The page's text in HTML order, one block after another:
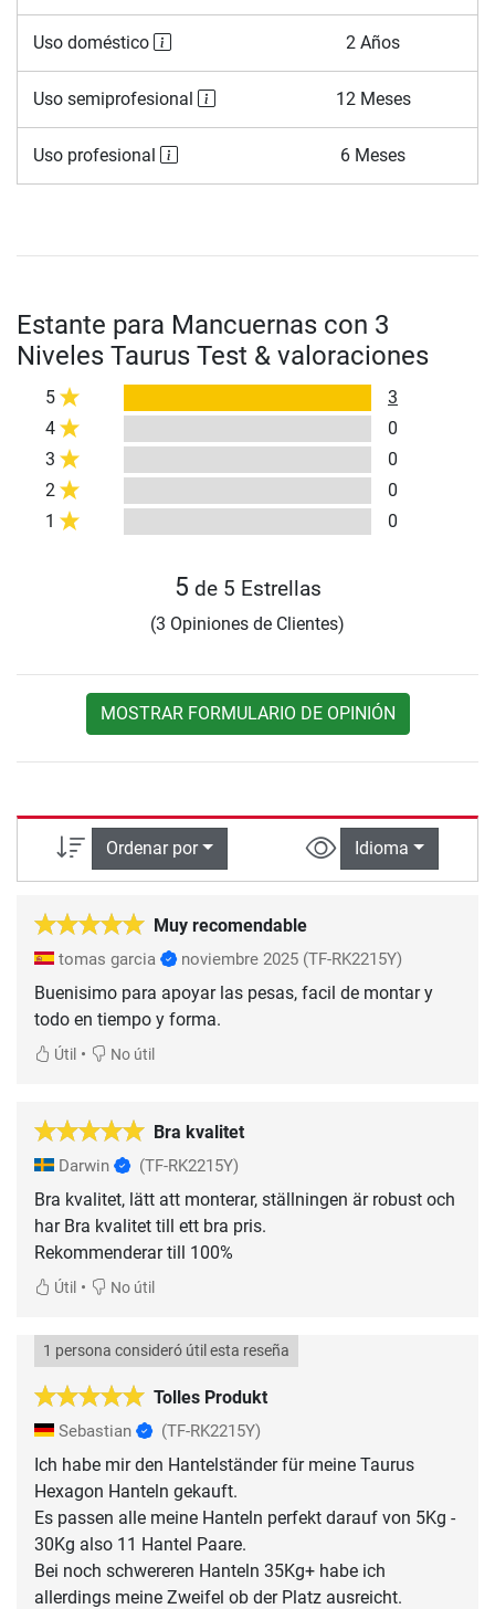
Uso doméstico 2 Años
Uso semiprofesional 12 Meses
Uso profesional 6 Meses
Estante para Mancuernas con 3
Niveles Taurus Test & valoraciones
5
3
4
0
3
0
2
0
1
0
5 de 5 Estrellas
(3 Opiniones de Clientes)
MOSTRAR FORMULARIO DE OPINIÓN
Ordenar por Idioma
Muy recomendable
tomas garcia noviembre 2025 (TF-RK2215Y)
Buenisimo para apoyar las pesas, facil de montar y
todo en tiempo y forma.
Útil • No útil
Bra kvalitet
Darwin (TF-RK2215Y)
Bra kvalitet, lätt att monterar, ställningen är robust och
har Bra kvalitet till ett bra pris.
Rekommenderar till 100%
Útil • No útil
Tolles Produkt
1 persona consideró útil esta reseña
Sebastian (TF-RK2215Y)
Ich habe mir den Hantelständer für meine Taurus
Hexagon Hanteln gekauft.
Es passen alle meine Hanteln perfekt darauf von 5Kg -
30Kg also 11 Hantel Paare.
Bei noch schwereren Hanteln 35Kg+ habe ich
allerdings meine Zweifel ob der Platz ausreicht.